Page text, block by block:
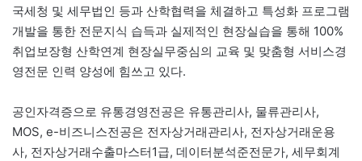
국세청 및 세무법인 등과 산학협력을 체결하고 특성화 프로그램
개발을 통한 전문지식 습득과 실제적인 현장실습을 통해 100%
취업보장형 산학연계 현장실무중심의 교육 및 맞춤형 서비스경
영전문 인력 양성에 힘쓰고 있다.
공인자격증으로 유통경영전공은 유통관리사, 물류관리사,
MOS, e-비즈니스전공은 전자상거래관리사, 전자상거래운용
사, 전자상거래수출마스터1급, 데이터분석준전문가, 세무회계